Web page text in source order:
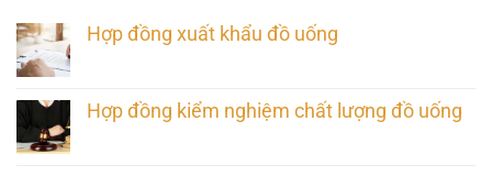
Hợp đồng xuất khẩu đồ uống
Hợp đồng kiểm nghiệm chất lượng đồ uống